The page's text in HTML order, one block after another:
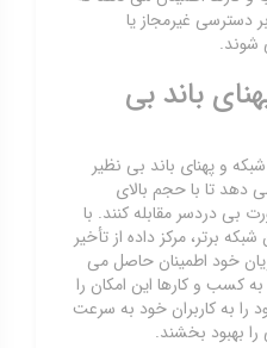
دسترسی غیرمجاز یا
شوند.
باند بی
و پهنای باند بی نظیر
دهد تا با حجم بالای
بی دردسر مقابله کنند. با
برتر، مرکز داده از تأخیر
خود اطمینان حاصل می
کسب و کارها این امکان را
به کاربران خود به سرعت
را بهبود بخشند.